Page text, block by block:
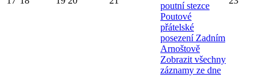
poutní stezce
Poutové
přátelské
posezení Zadním
Arnoštově
Zobrazit všechny
záznamy ze dne